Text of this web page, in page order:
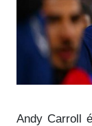
Andy Carroll